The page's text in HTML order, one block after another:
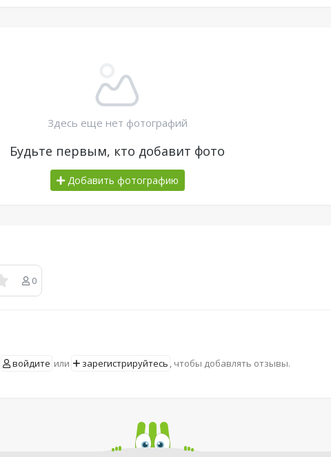
Здесь еще нет фотографий
Будьте первым, кто добавит фото
Добавить фотографию
0
войдите или зарегистрируйтесь , чтобы добавлять отзывы.